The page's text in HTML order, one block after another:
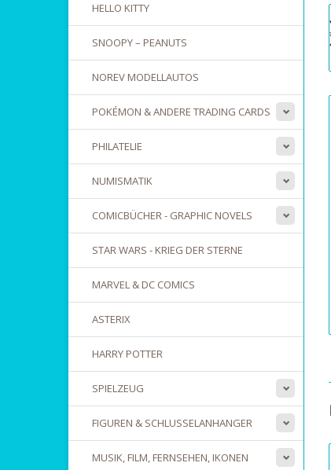
HELLO KITTY
SNOOPY – PEANUTS
NOREV MODELLAUTOS
POKÉMON & ANDERE TRADING CARDS
PHILATELIE
NUMISMATIK
COMICBÜCHER - GRAPHIC NOVELS
STAR WARS - KRIEG DER STERNE
MARVEL & DC COMICS
ASTERIX
HARRY POTTER
SPIELZEUG
FIGUREN & SCHLUSSELANHANGER
MUSIK, FILM, FERNSEHEN, IKONEN